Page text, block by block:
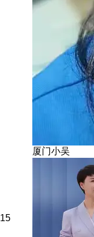
厦门小吴
15